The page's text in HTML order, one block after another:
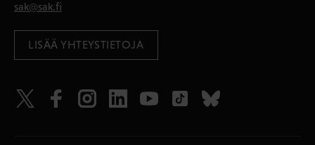
sak@sak.fi
LISÄÄ YHTEYSTIETOJA